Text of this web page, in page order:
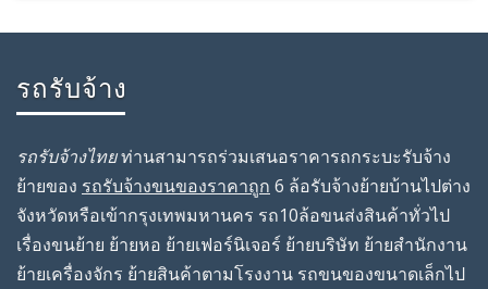
รถรับจ้าง
รถรับจ้างไทยท่านสามารถร่วมเสนอราคารถกระบะรับจ้าง
ย้ายของ รถรับจ้างขนของราคาถูก 6 ล้อรับจ้างย้ายบ้านไปต่าง
จังหวัดหรือเข้ากรุงเทพมหานคร รถ10ล้อขนส่งสินค้าทั่วไป
เรื่องขนย้าย ย้ายหอ ย้ายเฟอร์นิเจอร์ ย้ายบริษัท ย้ายสํานักงาน
ย้ายเครื่องจักร ย้ายสินค้าตามโรงงาน รถขนของขนาดเล็กไป